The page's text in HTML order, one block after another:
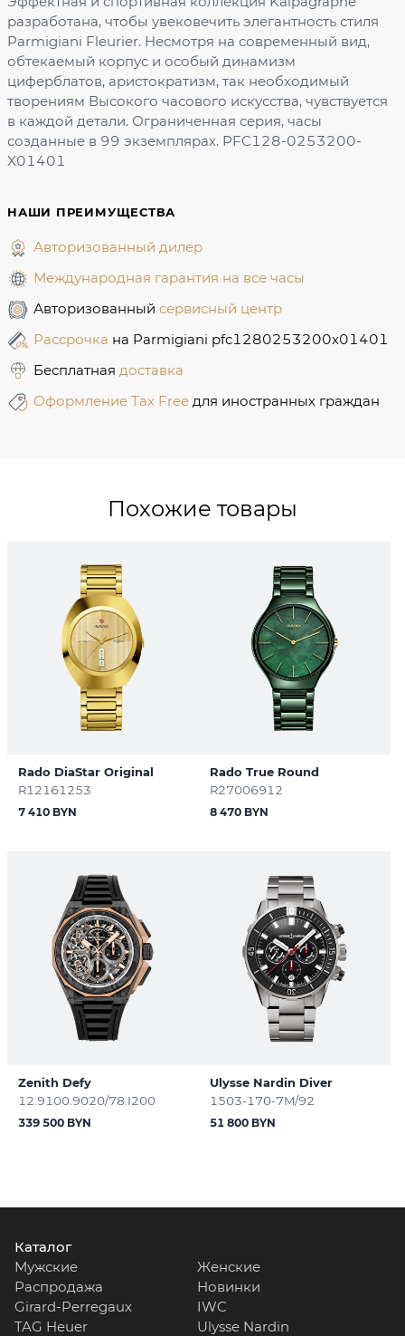
разработана, чтобы увековечить элегантность стиля
Parmigiani Fleurier. Несмотря на современный вид,
обтекаемый корпус и особый динамизм
циферблатов, аристократизм, так необходимый
творениям Высокого часового искусства, чувствуется
в каждой детали. Ограниченная серия, часы
созданные в 99 экземплярах. PFC128-0253200-
X01401
НАШИ ПРЕИМУЩЕСТВА
Авторизованный дилер
Международная гарантия на все часы
Авторизованный сервисный центр
Рассрочка на Parmigiani pfc1280253200x01401
Бесплатная доставка
Оформление Tax Free для иностранных граждан
Похожие товары
Rado DiaStar Original
R12161253
7 410 BYN
Rado True Round
R27006912
8 470 BYN
Zenith Defy
12.9100.9020/78.I200
339 500 BYN
Ulysse Nardin Diver
1503-170-7M/92
51 800 BYN
Каталог
Мужские
Женские
Распродажа
Новинки
Girard-Perregaux
IWC
TAG Heuer
Ulysse Nardin